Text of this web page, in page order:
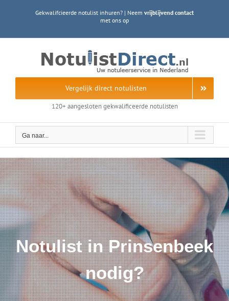
Gekwalifcieerde notulist inhuren? | Neem vrijblijvend contact
met ons op
Vergelijk direct notulisten
120+ aangesloten gekwalificeerde notulisten
Ga naar...
Notulist in Prinsenbeek
nodig?